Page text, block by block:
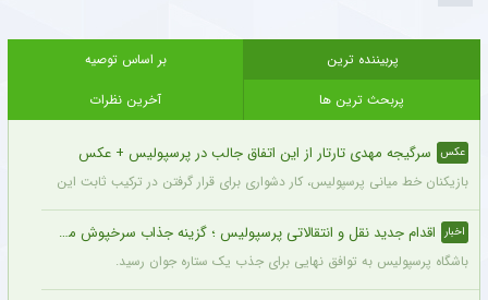
پربیننده ترین
بر اساس توصیه
پربحث ترین ها
آخرین نظرات
عکس سرگیجه مهدی تارتار از این اتفاق جالب در پرسپولیس + عکس
بازیکنان خط میانی پرسپولیس، کار دشواری برای قرار گرفتن در ترکیب ثابت این تیم
اخبار اقدام جدید نقل و انتقالاتی پرسپولیس ؛ گزینه جذاب سرخپوش می شود؟
باشگاه پرسپولیس به توافق نهایی برای جذب یک ستاره جوان رسید.